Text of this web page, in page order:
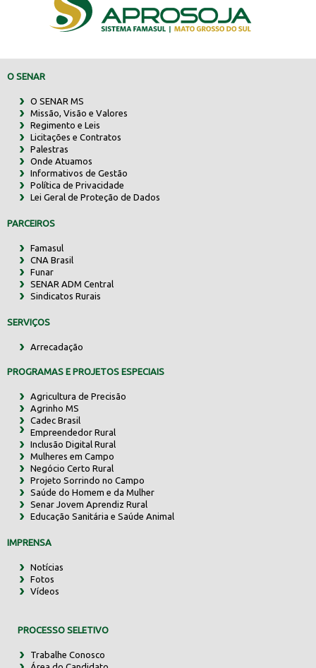
O SENAR
O SENAR MS
Missão, Visão e Valores
Regimento e Leis
Licitações e Contratos
Palestras
Onde Atuamos
Informativos de Gestão
Política de Privacidade
Lei Geral de Proteção de Dados
PARCEIROS
Famasul
CNA Brasil
Funar
SENAR ADM Central
Sindicatos Rurais
SERVIÇOS
Arrecadação
PROGRAMAS E PROJETOS ESPECIAIS
Agricultura de Precisão
Agrinho MS
Cadec Brasil
Empreendedor Rural
Inclusão Digital Rural
Mulheres em Campo
Negócio Certo Rural
Projeto Sorrindo no Campo
Saúde do Homem e da Mulher
Senar Jovem Aprendiz Rural
Educação Sanitária e Saúde Animal
IMPRENSA
Notícias
Fotos
Vídeos
PROCESSO SELETIVO
Trabalhe Conosco